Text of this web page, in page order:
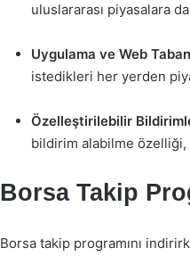
uluslararası piyasalara
Uygulama ve Web
istedikleri her yerden
Özelleştirilebilir
bildirim alabilme özelliği,
Borsa Takip
Borsa takip programını